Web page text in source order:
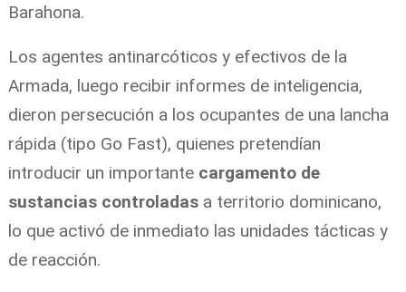
Barahona.
Los agentes antinarcóticos y efectivos de la
Armada, luego recibir informes de inteligencia,
dieron persecución a los ocupantes de una lancha
rápida (tipo Go Fast), quienes pretendían
introducir un importantecargamento de
sustancias controladasa territorio dominicano,
lo que activó de inmediato las unidades tácticas y
de reacción.